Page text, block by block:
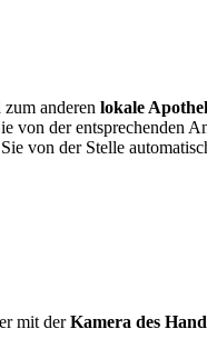
zum anderen lokale
von der entsprechenden
von der Stelle
mit derKamera des